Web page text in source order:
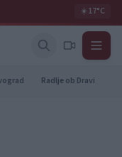
☀️17°C
Radlje ob Dravi